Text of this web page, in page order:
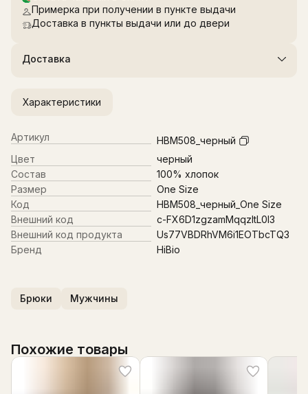
Примерка при получении в пункте выдачи
Доставка в пункты выдачи или до двери
Доставка
Характеристики
Артикул
HBM508_черный
Цвет
черный
Состав
100% хлопок
Размер
One Size
Код
HBM508_черный_One Size
Внешний код
c-FX6D1zgzamMqqzItL0l3
Внешний код продукта
Us77VBDRhVM6i1EOTbcTQ3
Бренд
HiBio
Брюки Мужчины
Похожие товары